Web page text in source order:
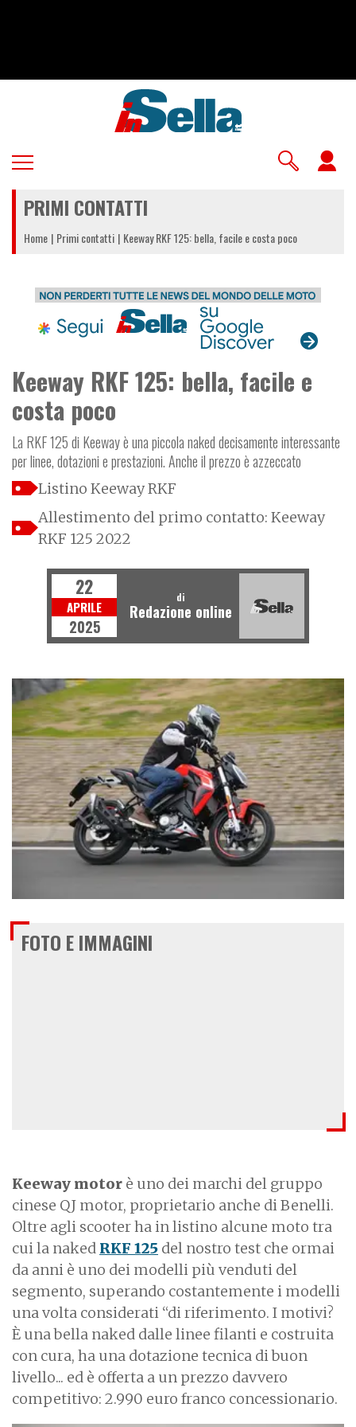
PRIMI CONTATTI
Home Primi contatti Keeway RKF 125: bella, facile e costa poco
Keeway RKF 125: bella, facile e
costa poco
La RKF 125 di Keeway è una piccola naked decisamente interessante
per linee, dotazioni e prestazioni. Anche il prezzo è azzeccato
Listino Keeway RKF
Allestimento del primo contatto: Keeway
RKF 125 2022
22
APRILE
2025
di
Redazione online
€ 2.990
FOTO E IMMAGINI
Keeway motor è uno dei marchi del gruppo
cinese QJ motor, proprietario anche di Benelli.
Oltre agli scooter ha in listino alcune moto tra
cui la naked RKF 125 del nostro test che ormai
da anni è uno dei modelli più venduti del
segmento, superando costantemente i modelli
una volta considerati “di riferimento. I motivi?
È una bella naked dalle linee filanti e costruita
con cura, ha una dotazione tecnica di buon
livello... ed è offerta a un prezzo davvero
competitivo: 2.990 euro franco concessionario.